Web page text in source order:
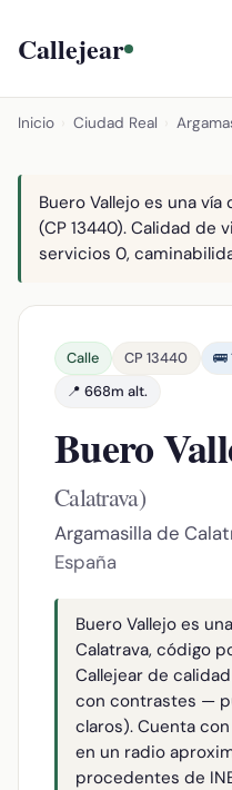
Callejear
Inicio Ciudad Real
Buero Vallejo es una
(CP 13440). Calidad de
servicios 0,
Calle CP 13440 🚌
📍 668m alt.
Buero
Calatrava)
Argamasilla de
España
Buero Vallejo es
Calatrava, código
Callejear de
con contrastes —
claros). Cuenta
en un radio
procedentes de